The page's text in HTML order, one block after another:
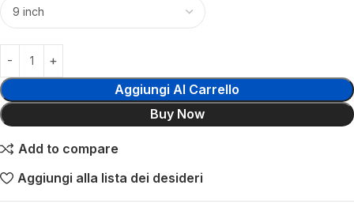
Aggiungi Al Carrello
Buy Now
Add to compare
Aggiungi alla lista dei desideri